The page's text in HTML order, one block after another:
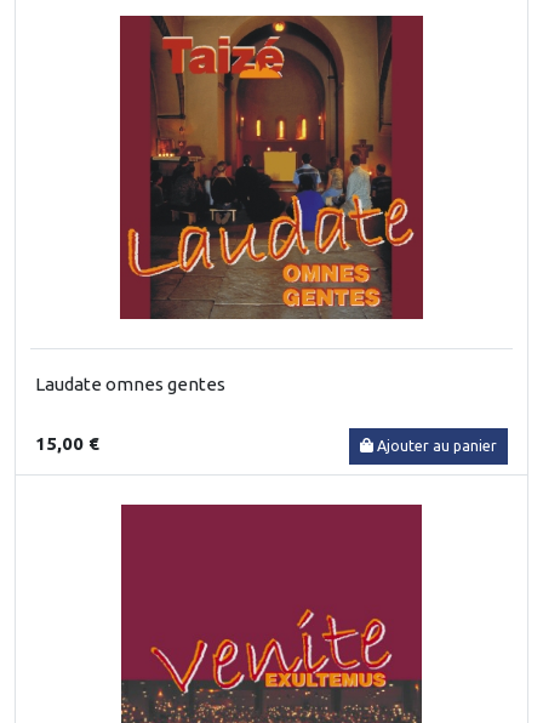
Laudate omnes gentes
15,00 € Ajouter au panier